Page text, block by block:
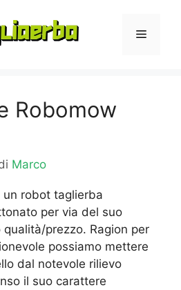
Menu
Robomow
Marco
un robot taglierba
per via del suo
prezzo. Ragion per
possiamo mettere
dal notevole rilievo
il suo carattere